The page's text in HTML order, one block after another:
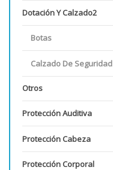
Dotación Y Calzado2
Botas
Calzado De Seguridad
Otros
Protección Auditiva
Protección Cabeza
Protección Corporal